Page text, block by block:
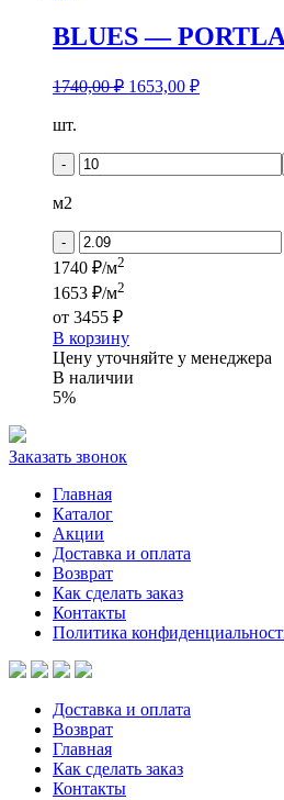
BLUES —
1740,00₽ 1653,00 ₽
Количество
BLUES
PORTLAND
шт.
-
м2
-
1740 ₽/м2
1653 ₽/м2
от 3455 ₽
В корзину
Цену уточняйте у менеджера
В наличии
5%
Заказать звонок
Главная
Каталог
Акции
Доставка и оплата
Возврат
Как сделать заказ
Контакты
Политика
Доставка и оплата
Возврат
Главная
Как сделать заказ
Контакты